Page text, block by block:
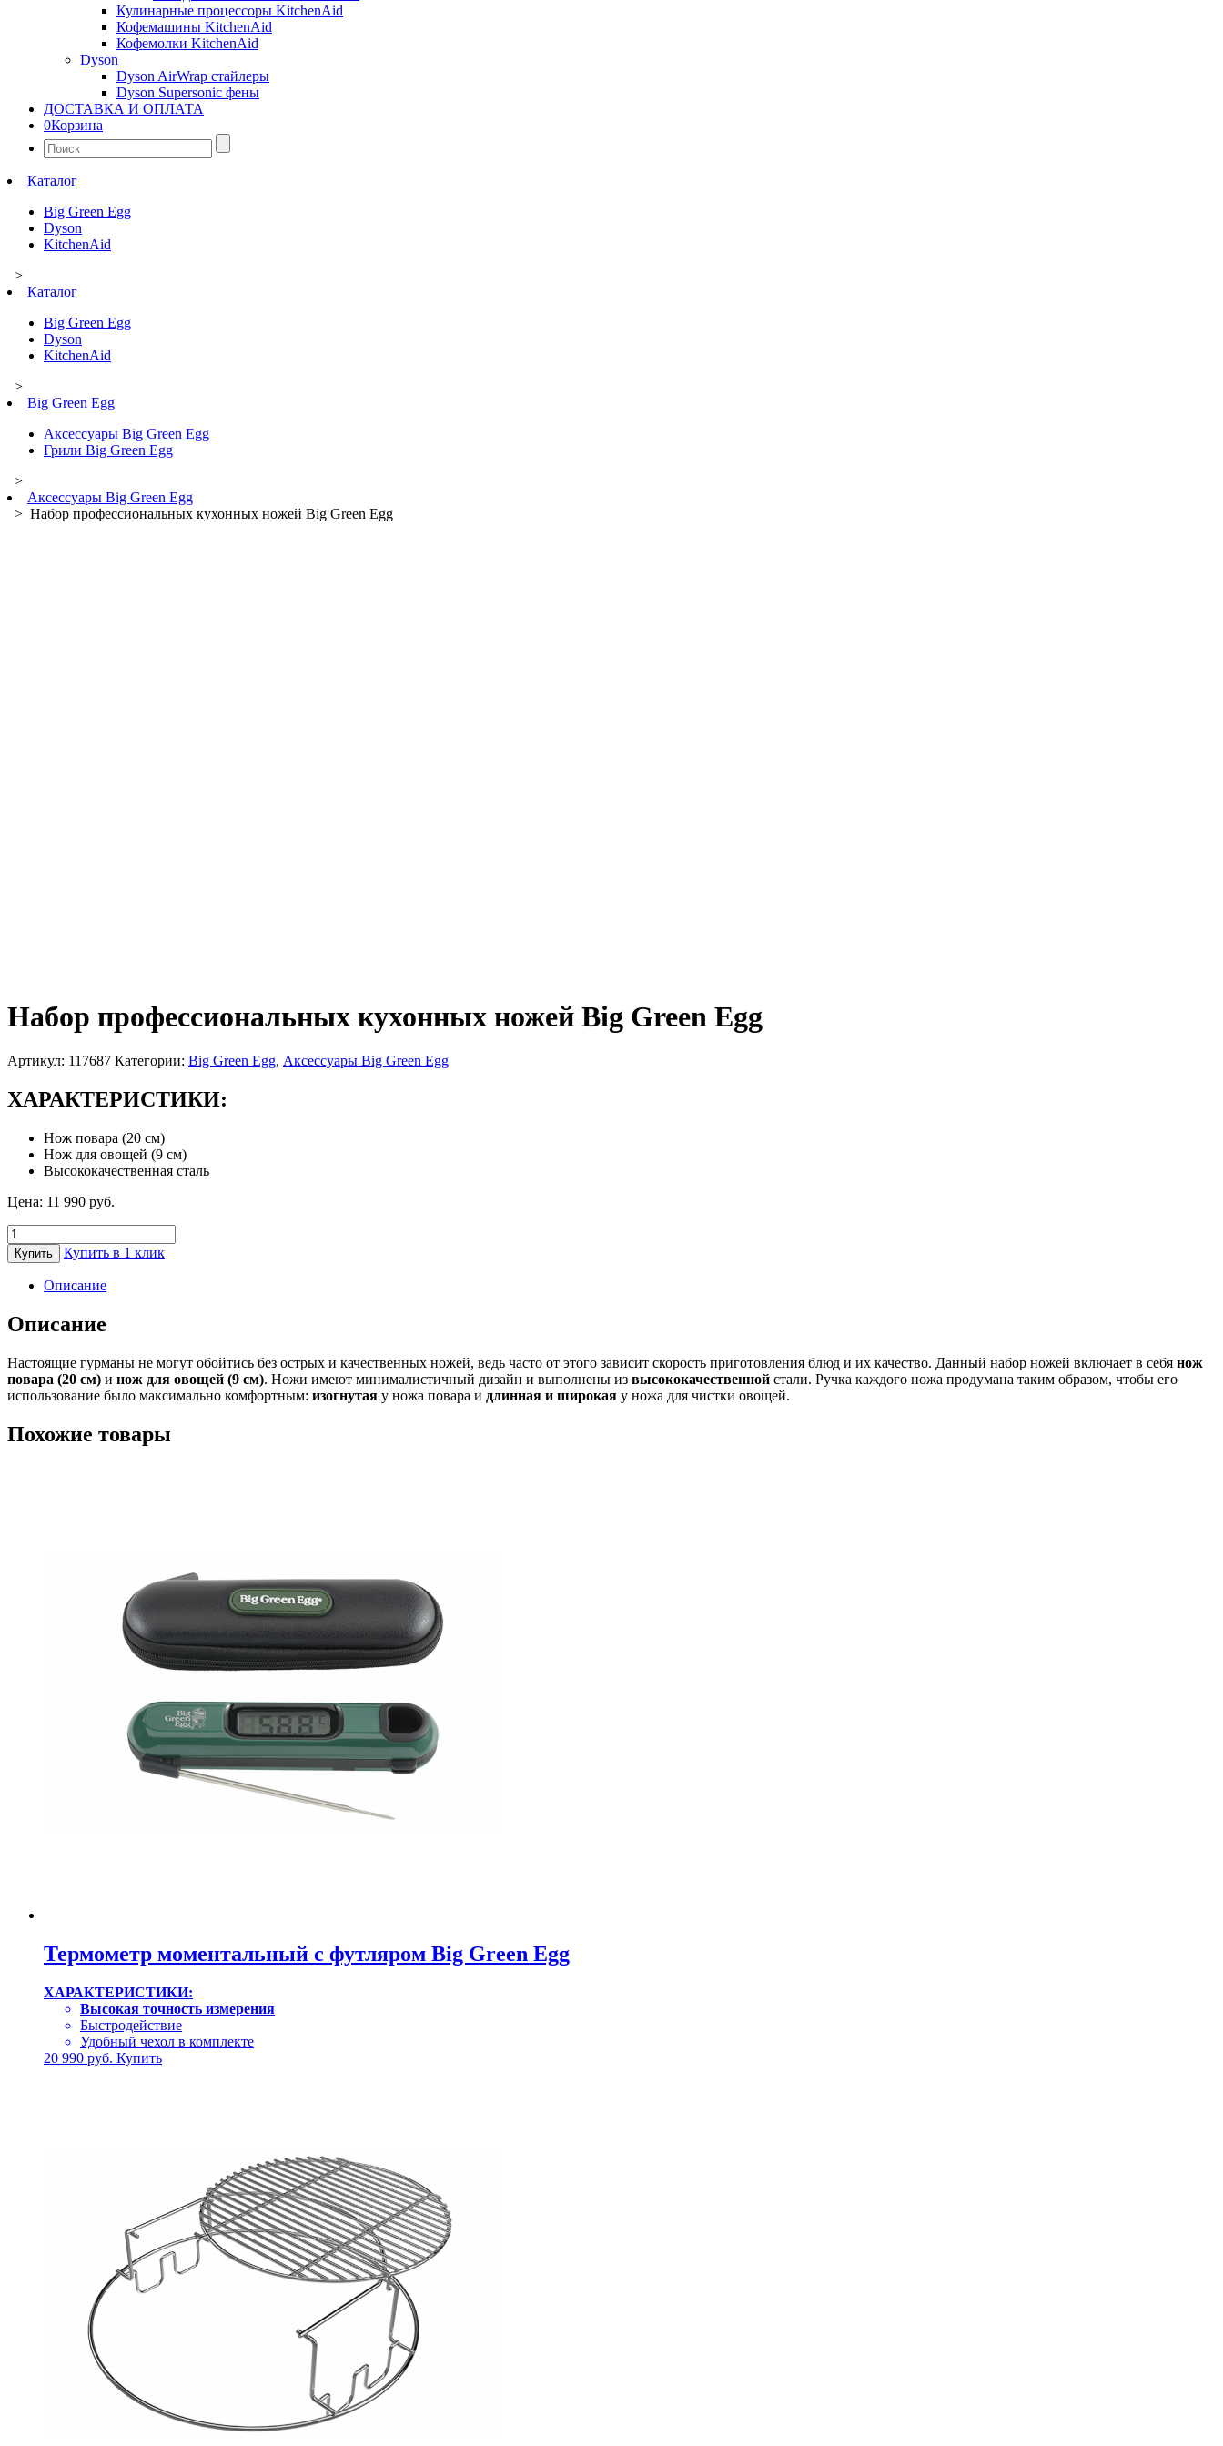
Кулинарные процессоры KitchenAid
Кофемашины KitchenAid
Кофемолки KitchenAid
Dyson
Dyson AirWrap стайлеры
Dyson Supersonic фены
ДОСТАВКА И ОПЛАТА
0Корзина
Найти:
Каталог
Big Green Egg
Dyson
KitchenAid
>
Каталог
Big Green Egg
Dyson
KitchenAid
>
Big Green Egg
Аксессуары Big Green Egg
Грили Big Green Egg
>
Аксессуары Big Green Egg
> Набор профессиональных кухонных ножей Big Green Egg
Набор профессиональных кухонных ножей Big Green Egg
Артикул: 117687 Категории: Big Green Egg, Аксессуары Big Green Egg
ХАРАКТЕРИСТИКИ:
Нож повара (20 см)
Нож для овощей (9 см)
Высококачественная сталь
Цена: 11 990 руб.
Количество
товара
Набор
профессиональных
кухонных
ножей
Big
Egg
Купить Купить в 1 клик
Описание
Описание
Настоящие гурманы не могут обойтись без острых и качественных ножей, ведь часто от этого зависит скорость приготовления блюд и их качество. Данный набор ножей включает в себя нож
повара (20 см) и нож для овощей (9 см). Ножи имеют минималистичный дизайн и выполнены из высококачественной стали. Ручка каждого ножа продумана таким образом, чтобы его
использование было максимально комфортным: изогнутая у ножа повара и длинная и широкая у ножа для чистки овощей.
Похожие товары
Термометр моментальный с футляром Big Green Egg
ХАРАКТЕРИСТИКИ:
Высокая точность измерения
Быстродействие
Удобный чехол в комплекте
20 990 руб. Купить